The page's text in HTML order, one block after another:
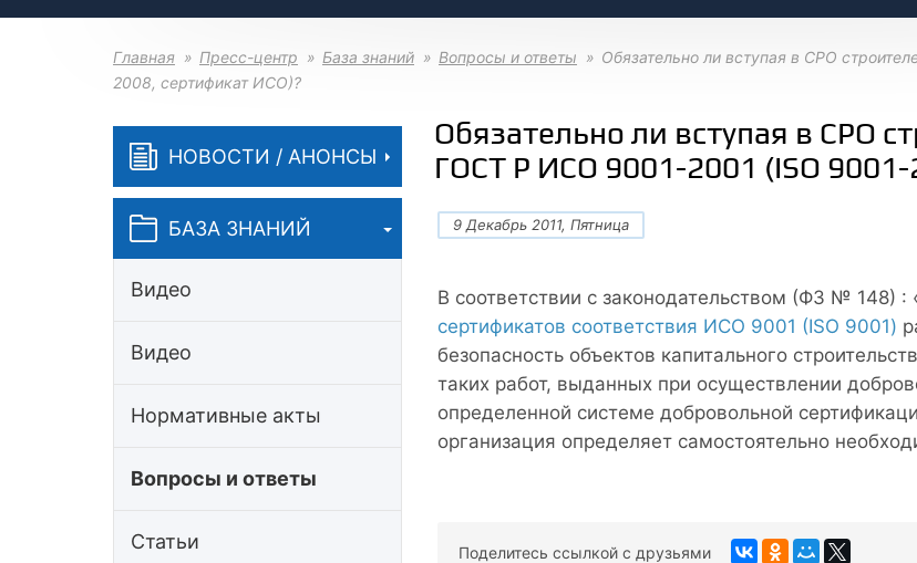
Главная Пресс-центр База знаний Вопросы и ответы
Обязательно ли вступая в СРО
2008, сертификат ИСО)?
НОВОСТИ / АНОНСЫ
БАЗА ЗНАНИЙ
Видео
Видео
Нормативные акты
Вопросы и ответы
Статьи
Обязательно ли вступая в СРО
ГОСТ Р ИСО 9001-2001 (ISO
9 Декабрь 2011, Пятница
В соответствии с законодательством (ФЗ № 148)
сертификатов соответствия ИСО 9001 (ISO 9001)
безопасность объектов капитального
таких работ, выданных при осуществлении
определенной системе добровольной
организация определяет самостоятельно
Поделитесь ссылкой с друзьями